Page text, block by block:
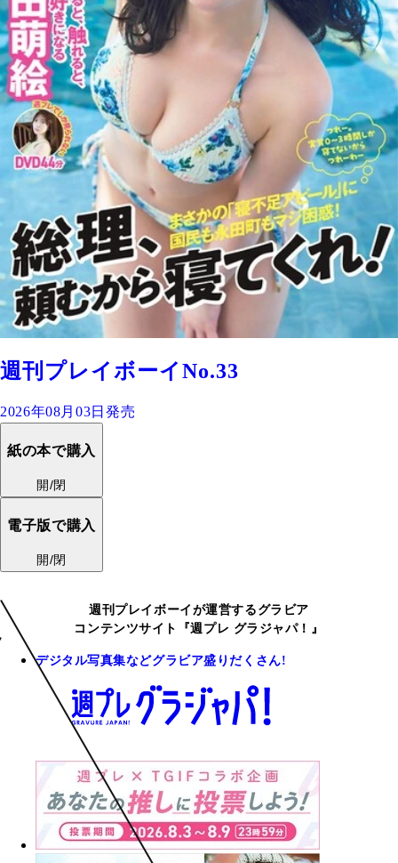
週刊プレイボーイNo.33
2026年08月03日発売
紙の本で購入
開/閉
電子版で購入
開/閉
週刊プレイボーイが運営するグラビア
コンテンツサイト『週プレ グラジャパ！』
デジタル写真集などグラビア盛りだくさん!